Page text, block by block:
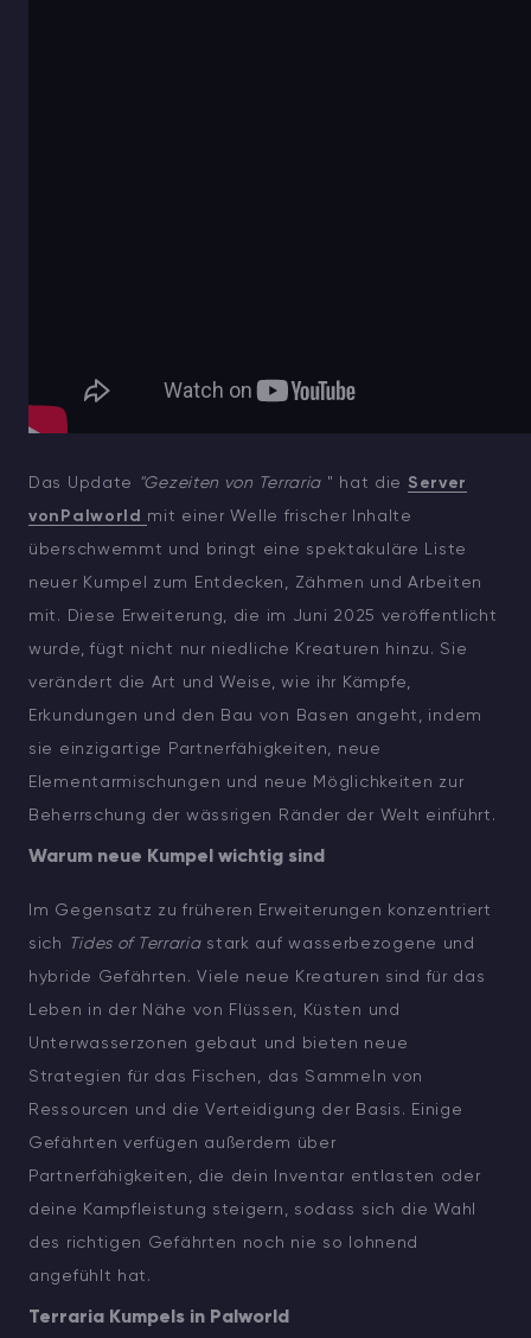
Das Update "Gezeiten von Terraria " hat die Server
vonPalworld mit einer Welle frischer Inhalte
überschwemmt und bringt eine spektakuläre Liste
neuer Kumpel zum Entdecken, Zähmen und Arbeiten
mit. Diese Erweiterung, die im Juni 2025 veröffentlicht
wurde, fügt nicht nur niedliche Kreaturen hinzu. Sie
verändert die Art und Weise, wie ihr Kämpfe,
Erkundungen und den Bau von Basen angeht, indem
sie einzigartige Partnerfähigkeiten, neue
Elementarmischungen und neue Möglichkeiten zur
Beherrschung der wässrigen Ränder der Welt einführt.
Warum neue Kumpel wichtig sind
Im Gegensatz zu früheren Erweiterungen konzentriert
sich
Tides of Terrariastark auf wasserbezogene und
hybride Gefährten. Viele neue Kreaturen sind für das
Leben in der Nähe von Flüssen, Küsten und
Unterwasserzonen gebaut und bieten neue
Strategien für das Fischen, das Sammeln von
Ressourcen und die Verteidigung der Basis. Einige
Gefährten verfügen außerdem über
Partnerfähigkeiten, die dein Inventar entlasten oder
deine Kampfleistung steigern, sodass sich die Wahl
des richtigen Gefährten noch nie so lohnend
angefühlt hat.
Terraria Kumpels in Palworld